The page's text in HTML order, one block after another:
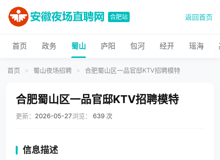
合肥站 返回首页
首页 政务 蜀山 庐阳 包河 经开 瑶海
首页 > 蜀山夜场招聘 > 合肥蜀山区一品官邸KTV招聘模特
合肥蜀山区一品官邸KTV招聘模特
更新： 2026-05-27浏览： 639 次
信息描述